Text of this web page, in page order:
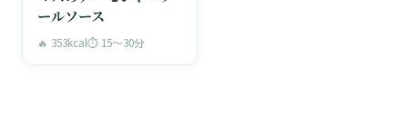
ールソース
🔥 353kcal⏱ 15〜30分